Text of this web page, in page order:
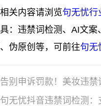
关内容请浏览句无忧行
：违禁词检测、AI文案
伪原创等，可前往句无
告别申诉罚款！美妆违
无忧抖音违禁词检测：